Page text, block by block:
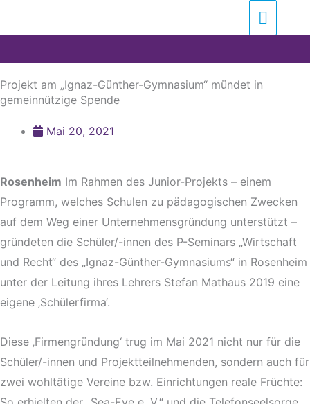
Projekt am „Ignaz-Günther-Gymnasium“ mündet in
gemeinnützige Spende
Mai 20, 2021
Rosenheim Im Rahmen des Junior-Projekts – einem
Programm, welches Schulen zu pädagogischen Zwecken
auf dem Weg einer Unternehmensgründung unterstützt –
gründeten die Schüler/-innen des P-Seminars „Wirtschaft
und Recht“ des „Ignaz-Günther-Gymnasiums“ in Rosenheim
unter der Leitung ihres Lehrers Stefan Mathaus 2019 eine
eigene ‚Schülerfirma‘.
Diese ‚Firmengründung‘ trug im Mai 2021 nicht nur für die
Schüler/-innen und Projektteilnehmenden, sondern auch für
zwei wohltätige Vereine bzw. Einrichtungen reale Früchte: